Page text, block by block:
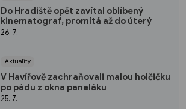
Do Hradiště opět zavítal oblíbený
kinematograf, promítá až do úterý
26. 7.
Aktuality
V Havířově zachraňovali malou holčičku
po pádu z okna paneláku
25. 7.